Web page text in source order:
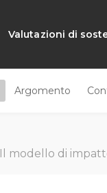
Valutazioni di
Argomento
Il modello di